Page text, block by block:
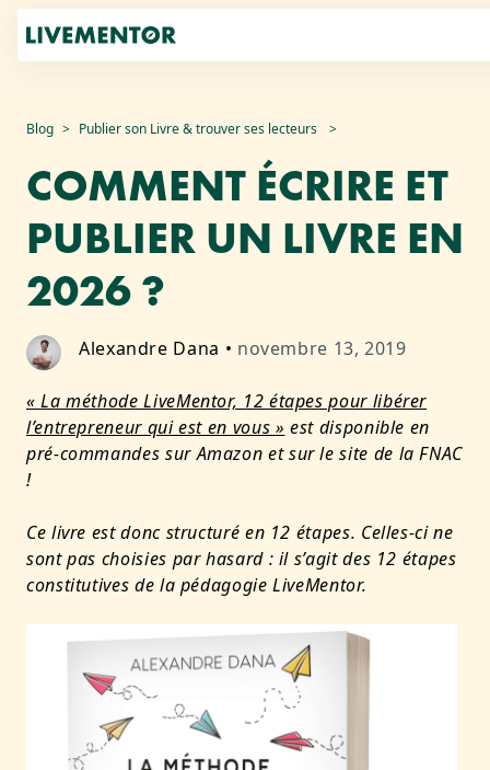
Aller
contenu
Blog Publier son Livre & trouver ses lecteurs
COMMENT ÉCRIRE ET
PUBLIER UN LIVRE EN
2026 ?
Alexandre Dana • novembre 13, 2019
« La méthode LiveMentor, 12 étapes pour libérer
l’entrepreneur qui est en vous » est disponible en
pré-commandes sur Amazon et sur le site de la FNAC
!
Ce livre est donc structuré en 12 étapes. Celles-ci ne
sont pas choisies par hasard : il s’agit des 12 étapes
constitutives de la pédagogie LiveMentor.